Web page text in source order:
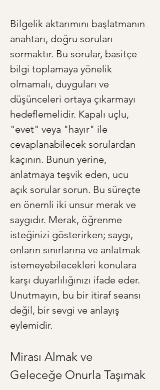
Bilgelik aktarımını başlatmanın
anahtarı, doğru soruları
sormaktır. Bu sorular, basitçe
bilgi toplamaya yönelik
olmamalı, duyguları ve
düşünceleri ortaya çıkarmayı
hedeflemelidir. Kapalı uçlu,
"evet" veya "hayır" ile
cevaplanabilecek sorulardan
kaçının. Bunun yerine,
anlatmaya teşvik eden, ucu
açık sorular sorun. Bu süreçte
en önemli iki unsur merak ve
saygıdır. Merak, öğrenme
isteğinizi gösterirken; saygı,
onların sınırlarına ve anlatmak
istemeyebilecekleri konulara
karşı duyarlılığınızı ifade eder.
Unutmayın, bu bir itiraf seansı
değil, bir sevgi ve anlayış
eylemidir.
Mirası Almak ve
Geleceğe Onurla Taşımak